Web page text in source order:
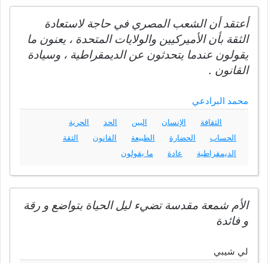
أعتقد أن الشعب المصري في حاجة لاستعادة
الثقة بأن الأميركيين والولايات المتحدة ، يعنون ما
يقولون عندما يتحدثون عن الديمقراطية ، وسيادة
القانون .
محمد البرادعي
الثقافة الإنسان البين الحد
الحرية
الحساب
الحضارة الطبيعة القانون
الثقة
الديمقراطية
عادة ما يقولون
الأم شمعة مقدسة تضيء ليل الحياة بتواضع و رقة
و فائدة
لي شيبي